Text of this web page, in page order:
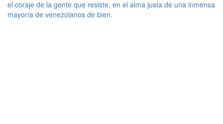
el coraje de la gente que resiste, en el alma justa de una inmensa
mayoría de venezolanos de bien.